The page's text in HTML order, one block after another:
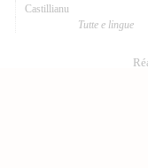
Castillianu
Tutte e lingue